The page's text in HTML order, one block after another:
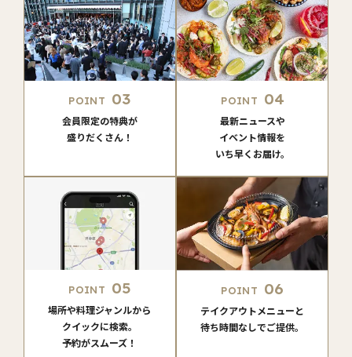
POINT 03
会員限定の特典が
盛りだくさん！
POINT 04
最新ニュースや
イベント情報を
いち早くお届け。
POINT 05
場所や料理ジャンルから
クイックに検索。
予約がスムーズ！
POINT 06
テイクアウトメニューと
待ち時間なしでご提供。